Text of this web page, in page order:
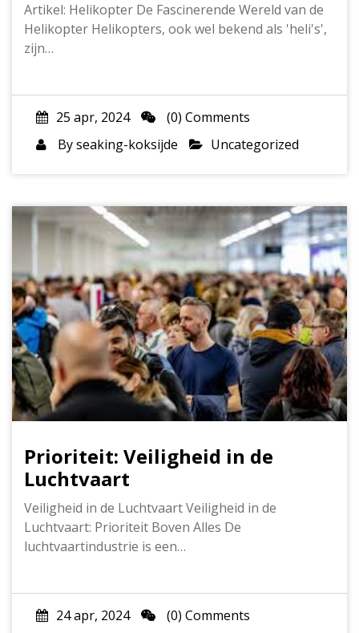
Artikel: Helikopter De Fascinerende Wereld van de
Helikopter Helikopters, ook wel bekend als 'heli's',
zijn…
25 apr, 2024
(0) Comments
Byseaking-koksijde Uncategorized
Prioriteit: Veiligheid in de
Luchtvaart
Veiligheid in de Luchtvaart Veiligheid in de
Luchtvaart: Prioriteit Boven Alles De
luchtvaartindustrie is een…
24 apr, 2024
(0) Comments